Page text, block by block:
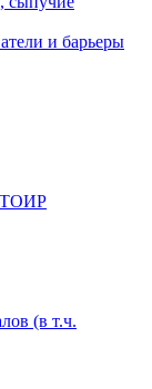
и барьеры
ТОИР
(в т.ч.